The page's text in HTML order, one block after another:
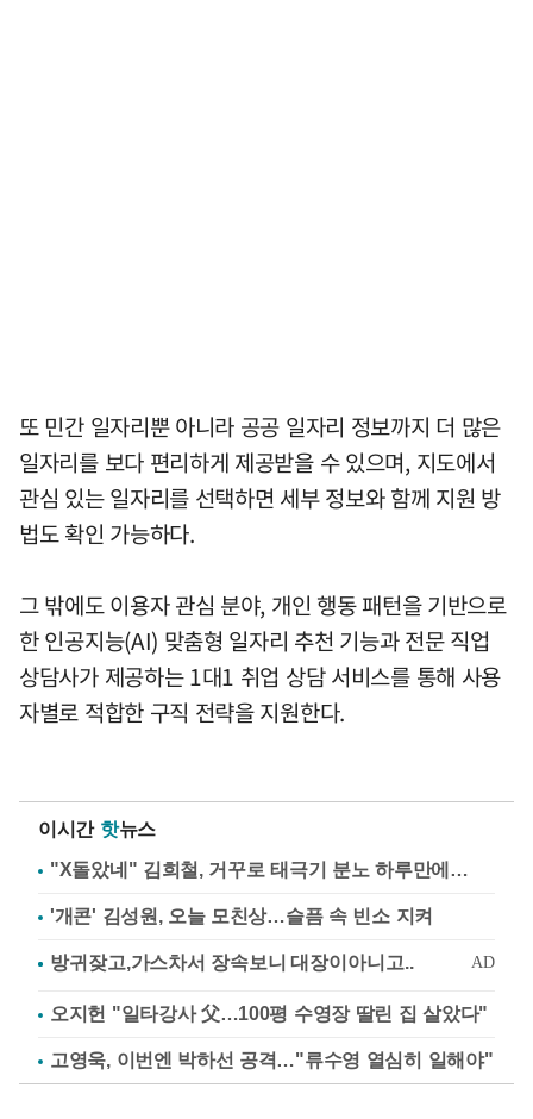
또 민간 일자리뿐 아니라 공공 일자리 정보까지 더 많은
일자리를 보다 편리하게 제공받을 수 있으며, 지도에서
관심 있는 일자리를 선택하면 세부 정보와 함께 지원 방
법도 확인 가능하다.
그 밖에도 이용자 관심 분야, 개인 행동 패턴을 기반으로
한 인공지능(AI) 맞춤형 일자리 추천 기능과 전문 직업
상담사가 제공하는 1대1 취업 상담 서비스를 통해 사용
자별로 적합한 구직 전략을 지원한다.
이시간 핫뉴스
"X돌았네" 김희철, 거꾸로 태극기 분노 하루만에…
'개콘' 김성원, 오늘 모친상…슬픔 속 빈소 지켜
오지헌 "일타강사 父…100평 수영장 딸린 집 살았다"
고영욱, 이번엔 박하선 공격…"류수영 열심히 일해야"